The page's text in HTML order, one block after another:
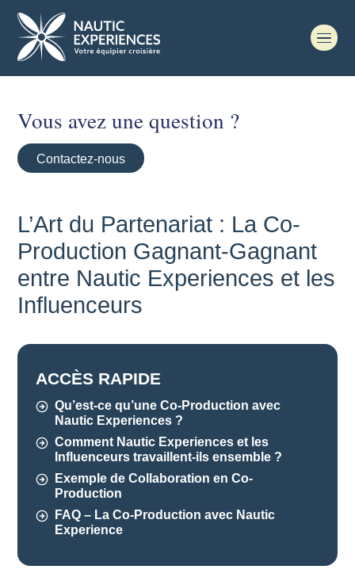
Vous avez une question ?
Contactez-nous
L’Art du Partenariat : La Co-
Production Gagnant-Gagnant
entre Nautic Experiences et les
Influenceurs
ACCÈS RAPIDE
Qu’est-ce qu’une Co-Production avec
Nautic Experiences ?
Comment Nautic Experiences et les
Influenceurs travaillent-ils ensemble ?
Exemple de Collaboration en Co-
Production
FAQ – La Co-Production avec Nautic
Experience